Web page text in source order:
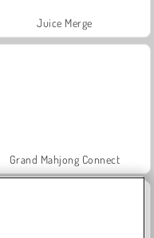
Juice Merge
Grand Mahjong Connect